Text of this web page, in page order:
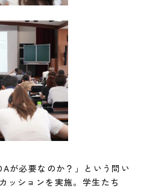
が必要なのか？」という問い
ッションを実施。学生たち